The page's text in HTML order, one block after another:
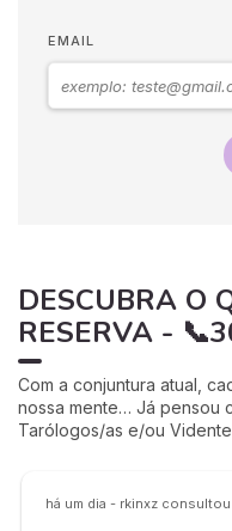
EMAIL
DESCUBRA O
RESERVA -
Com a conjuntura atual,
nossa mente… Já pensou
Tarólogos/as e/ou
há um dia - rkinxz consultou